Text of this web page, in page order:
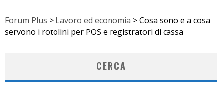
Forum Plus > Lavoro ed economia >Cosa sono e a cosa
servono i rotolini per POS e registratori di cassa
CERCA